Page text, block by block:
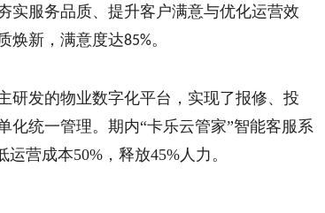
实服务品质、提升客户满意与优化运营效
焕新，满意度达85%。
研发的物业数字化平台，实现了报修、投
化统一管理。期内“卡乐云管家”智能客服系
营成本50%，释放45%人力。